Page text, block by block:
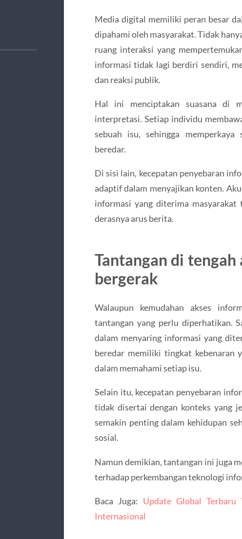
Media digital memiliki peran besar
dipahami oleh masyarakat. Tidak
ruang interaksi yang
informasi tidak lagi berdiri sendiri,
dan reaksi publik.
Hal ini menciptakan suasana di
interpretasi. Setiap individu
sebuah isu, sehingga
beredar.
Di sisi lain, kecepatan penyebaran
adaptif dalam menyajikan konten.
informasi yang diterima
derasnya arus berita.
Tantangan di
bergerak
Walaupun kemudahan akses
tantangan yang perlu diperhatikan.
dalam menyaring informasi yang
beredar memiliki tingkat kebenaran
dalam memahami setiap isu.
Selain itu, kecepatan penyebaran
tidak disertai dengan konteks yang
semakin penting dalam kehidupan
sosial.
Namun demikian, tantangan ini juga
terhadap perkembangan teknologi
Baca Juga: Update Global
Internasional